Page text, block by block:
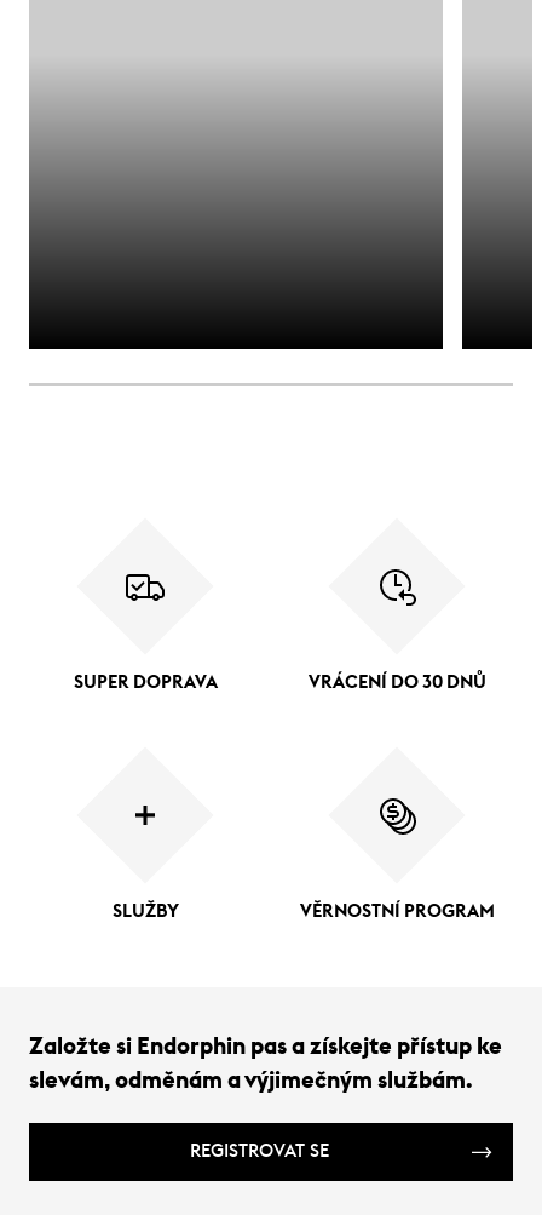
SUPER DOPRAVA VRÁCENÍ DO 30 DNŮ
SLUŽBY VĚRNOSTNÍ PROGRAM
Založte si Endorphin pas a získejte přístup ke
slevám, odměnám a výjimečným službám.
REGISTROVAT SE